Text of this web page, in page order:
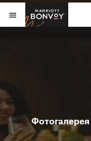
Skip to Content
Открыть меню